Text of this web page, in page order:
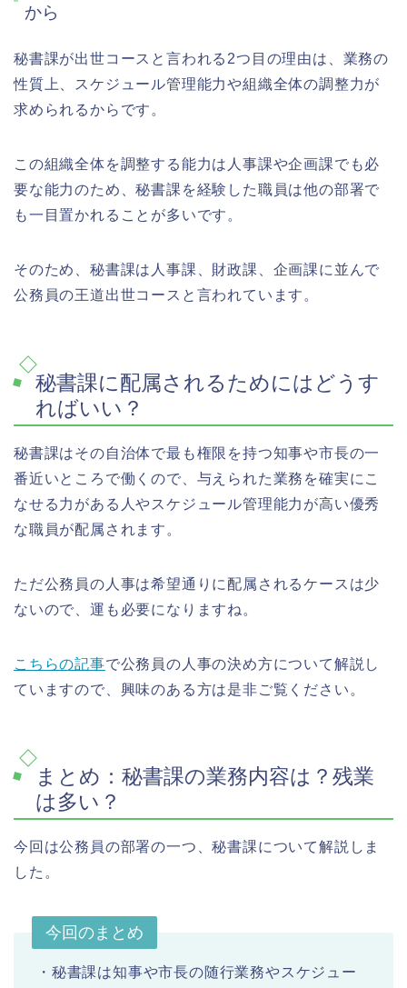
から
秘書課が出世コースと言われる2つ目の理由は、業務の
性質上、スケジュール管理能力や組織全体の調整力が
求められるからです。
この組織全体を調整する能力は人事課や企画課でも必
要な能力のため、秘書課を経験した職員は他の部署で
も一目置かれることが多いです。
そのため、秘書課は人事課、財政課、企画課に並んで
公務員の王道出世コースと言われています。
秘書課に配属されるためにはどうす
ればいい？
秘書課はその自治体で最も権限を持つ知事や市長の一
番近いところで働くので、与えられた業務を確実にこ
なせる力がある人やスケジュール管理能力が高い優秀
な職員が配属されます。
ただ公務員の人事は希望通りに配属されるケースは少
ないので、運も必要になりますね。
こちらの記事で公務員の人事の決め方について解説し
ていますので、興味のある方は是非ご覧ください。
まとめ：秘書課の業務内容は？残業
は多い？
今回は公務員の部署の一つ、秘書課について解説しま
した。
今回のまとめ
・秘書課は知事や市長の随行業務やスケジュー